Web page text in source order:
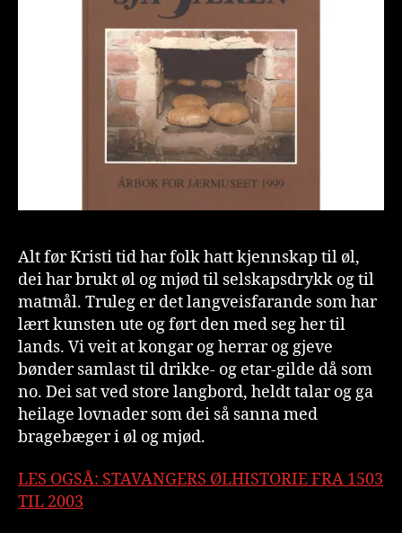
Alt før Kristi tid har folk hatt kjennskap til øl,
dei har brukt øl og mjød til selskapsdrykk og til
matmål. Truleg er det langveisfarande som har
lært kunsten ute og ført den med seg her til
lands. Vi veit at kongar og herrar og gjeve
bønder samlast til drikke- og etar-gilde då som
no. Dei sat ved store langbord, heldt talar og ga
heilage lovnader som dei så sanna med
bragebæger i øl og mjød.
LES OGSÅ: STAVANGERS ØLHISTORIE FRA 1503
TIL 2003